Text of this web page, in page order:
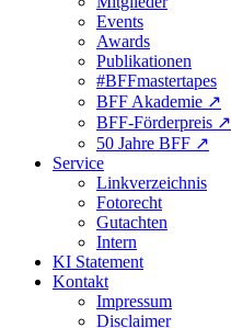
Events
Awards
Publikationen
#BFFmastertapes
BFF Akademie ↗︎
BFF-Förderpreis ↗︎
50 Jahre BFF ↗︎
Service
Linkverzeichnis
Fotorecht
Gutachten
Intern
KI Statement
Kontakt
Impressum
Disclaimer